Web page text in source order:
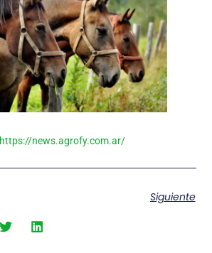
https://news.agrofy.com.ar/
Siguiente